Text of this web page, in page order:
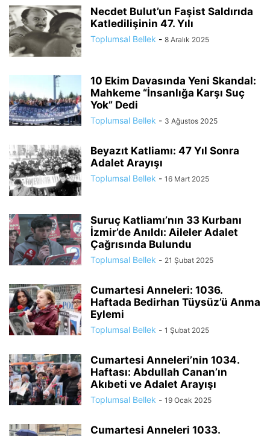
Necdet Bulut’un Faşist Saldırıda
Katledilişinin 47. Yılı
Toplumsal Bellek - 8 Aralık 2025
10 Ekim Davasında Yeni Skandal:
Mahkeme “İnsanlığa Karşı Suç
Yok” Dedi
Toplumsal Bellek - 3 Ağustos 2025
Beyazıt Katliamı: 47 Yıl Sonra
Adalet Arayışı
Toplumsal Bellek - 16 Mart 2025
Suruç Katliamı’nın 33 Kurbanı
İzmir’de Anıldı: Aileler Adalet
Çağrısında Bulundu
Toplumsal Bellek - 21 Şubat 2025
Cumartesi Anneleri: 1036.
Haftada Bedirhan Tüysüz’ü Anma
Eylemi
Toplumsal Bellek - 1 Şubat 2025
Cumartesi Anneleri’nin 1034.
Haftası: Abdullah Canan’ın
Akıbeti ve Adalet Arayışı
Toplumsal Bellek - 19 Ocak 2025
Cumartesi Anneleri 1033.